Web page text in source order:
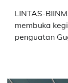
LINTAS-
membuka
penguatan